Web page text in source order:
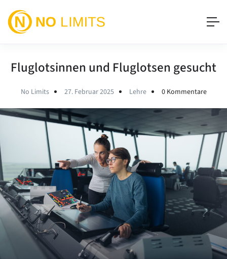
Fluglotsinnen und Fluglotsen gesucht
No Limits 27. Februar 2025 Lehre 0 Kommentare